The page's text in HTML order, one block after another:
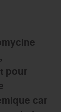
pour
car